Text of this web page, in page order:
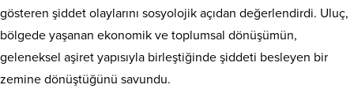
gösteren şiddet olaylarını sosyolojik açıdan değerlendirdi. Uluç,
bölgede yaşanan ekonomik ve toplumsal dönüşümün,
geleneksel aşiret yapısıyla birleştiğinde şiddeti besleyen bir
zemine dönüştüğünü savundu.